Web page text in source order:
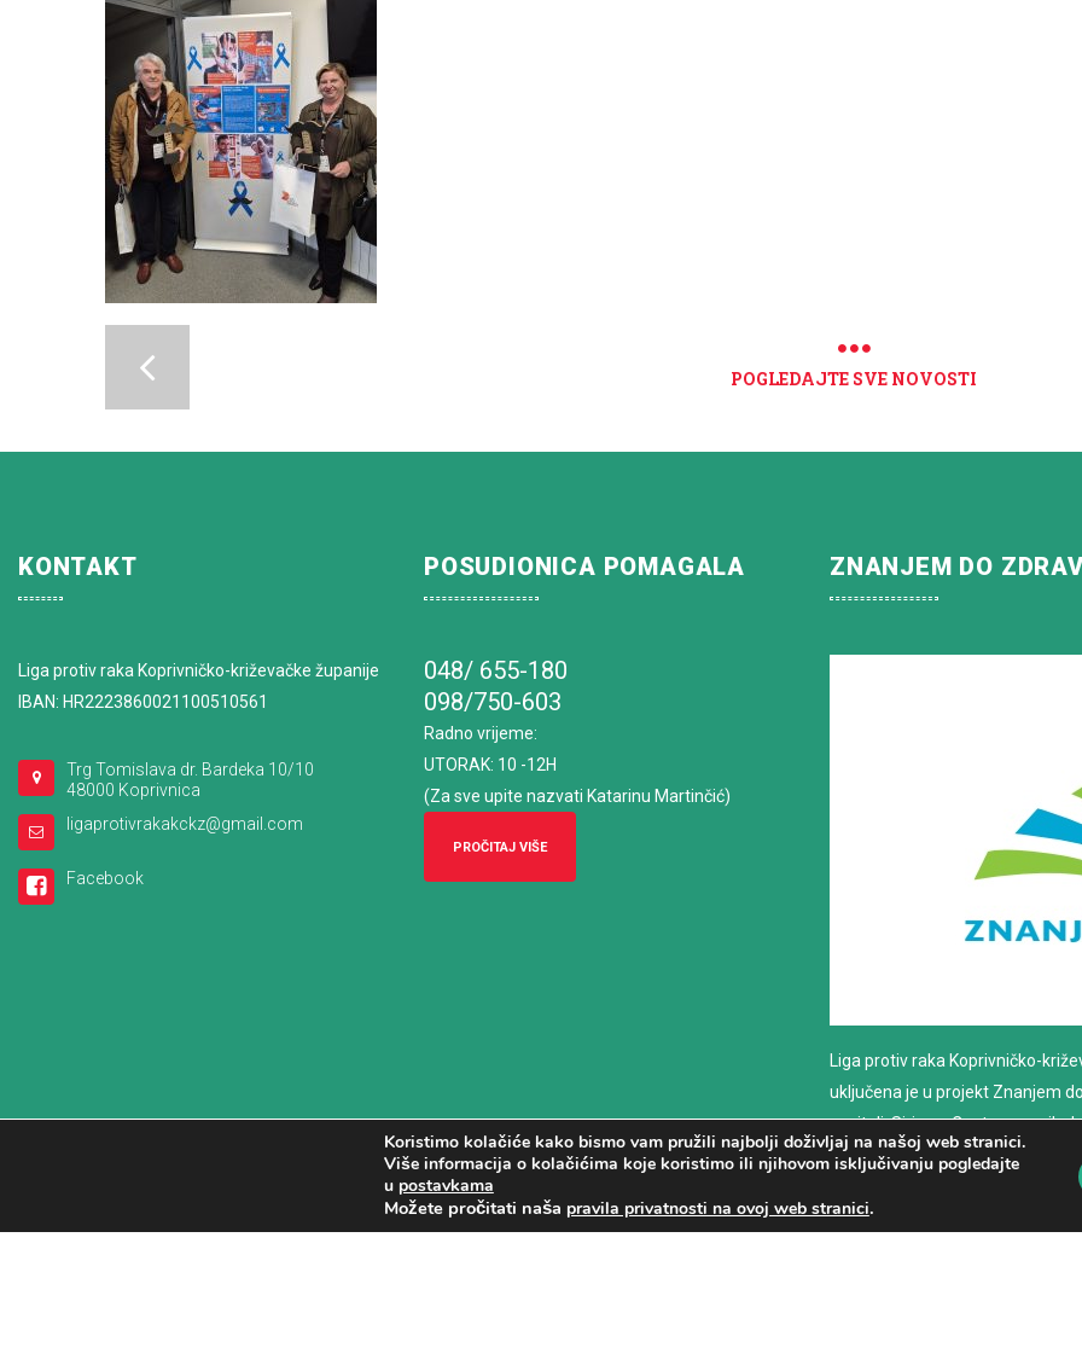
POGLEDAJTE SVE NOVOSTI
Koristimo kolačiće kako bismo vam pružili najbolji doživljaj na našoj web stranici.
Više informacija o kolačićima koje koristimo ili njihovom isključivanju pogledajte
u postavkama
Možete pročitati naša pravila privatnosti na ovoj web stranici.
KONTAKT
Liga protiv raka Koprivničko-križevačke županije
IBAN: HR2223860021100510561
Trg Tomislava dr. Bardeka 10/10
48000 Koprivnica
ligaprotivrakakckz@gmail.com
Facebook
POSUDIONICA POMAGALA
048/ 655-180
098/750-603
Radno vrijeme:
UTORAK: 10 -12H
(Za sve upite nazvati Katarinu Martinčić)
PROČITAJ VIŠE
ZNANJEM DO
Liga protiv raka Koprivničko-
uključena je u projekt Znanjem
nositelj: Sirius – Centar za
savjetovanje
PROČITAJ VIŠE